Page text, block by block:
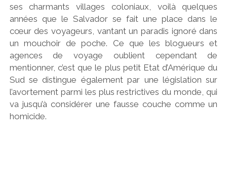
ses charmants villages coloniaux, voilà quelques
années que le Salvador se fait une place dans le
cœur des voyageurs, vantant un paradis ignoré dans
un mouchoir de poche. Ce que les blogueurs et
agences de voyage oublient cependant de
mentionner, c’est que le plus petit Etat d’Amérique du
Sud se distingue également par une législation sur
l’avortement parmi les plus restrictives du monde, qui
va jusqu’à considérer une fausse couche comme un
homicide.